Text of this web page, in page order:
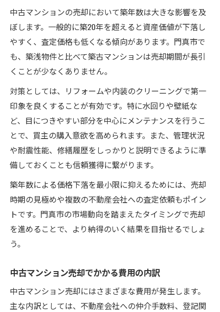
中古マンションの売却において築年数は大きな影響を及
ぼします。一般的に築20年を超えると資産価値が下落し
やすく、査定価格も低くなる傾向があります。門真市で
も、築浅物件と比べて築古マンションは売却期間が長引
くことが少なくありません。
対策としては、リフォームや内装のクリーニングで第一
印象を良くすることが有効です。特に水回りや壁紙な
ど、目につきやすい部分を中心にメンテナンスを行うこ
とで、買主の購入意欲を高められます。また、管理状況
や耐震性能、修繕履歴をしっかりと説明できるように準
備しておくことも信頼獲得に繋がります。
築年数による価格下落を最小限に抑えるためには、売却
時期の見極めや複数の不動産会社への査定依頼もポイン
トです。門真市の市場動向を踏まえたタイミングで売却
を進めることで、より納得のいく結果を目指せるでしょ
う。
中古マンション売却でかかる費用の内訳
中古マンション売却にはさまざまな費用が発生します。
主な内訳としては、不動産会社への仲介手数料、登記関